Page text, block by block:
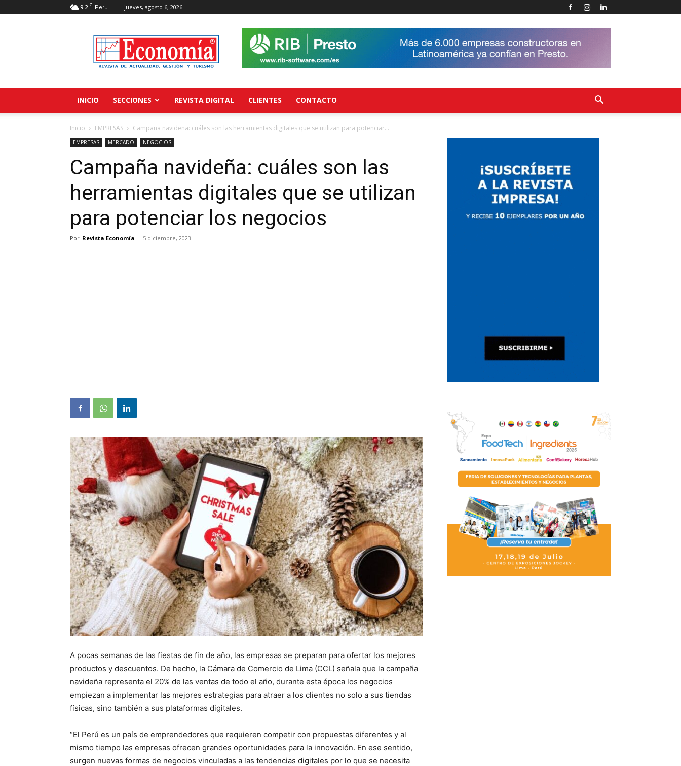
9.2 C Peru jueves, agosto 6, 2026
Revista
Economía
INICIO SECCIONES REVISTA DIGITAL CLIENTES CONTACTO
Inicio EMPRESAS Campaña navideña: cuáles son las herramientas digitales que se utilizan para potenciar...
EMPRESAS MERCADO NEGOCIOS
Campaña navideña: cuáles son las
herramientas digitales que se utilizan
para potenciar los negocios
Por Revista Economía - 5 diciembre, 2023
A pocas semanas de las fiestas de fin de año, las empresas se preparan para ofertar los mejores
productos y descuentos. De hecho, la Cámara de Comercio de Lima (CCL) señala que la campaña
navideña representa el 20% de las ventas de todo el año, durante esta época los negocios
empiezan a implementar las mejores estrategias para atraer a los clientes no solo a sus tiendas
físicas, sino también a sus plataformas digitales.
“El Perú es un país de emprendedores que requieren competir con propuestas diferentes y al
mismo tiempo las empresas ofrecen grandes oportunidades para la innovación. En ese sentido,
surgen nuevas formas de negocios vinculadas a las tendencias digitales por lo que se necesita